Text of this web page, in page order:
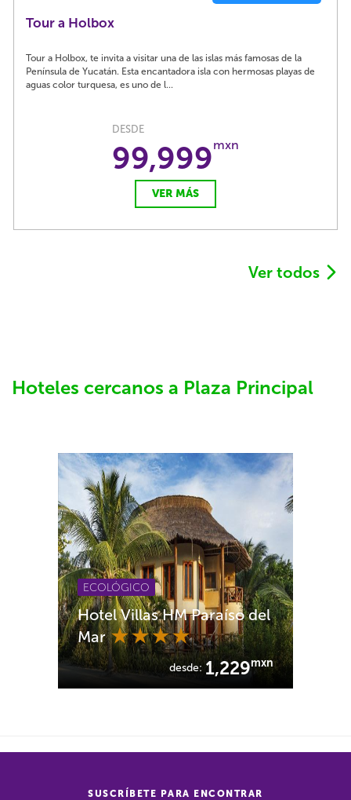
Tour a Holbox
Tour a Holbox, te invita a visitar una de las islas más famosas de la
Península de Yucatán. Esta encantadora isla con hermosas playas de
aguas color turquesa, es uno de l...
DESDE
99,999mxn
VER MÁS
Ver todos
Hoteles cercanos a Plaza Principal
ECOLÓGICO
Hotel Villas HM Paraíso del
Mar
desde: 1,229mxn
SUSCRÍBETE PARA ENCONTRAR